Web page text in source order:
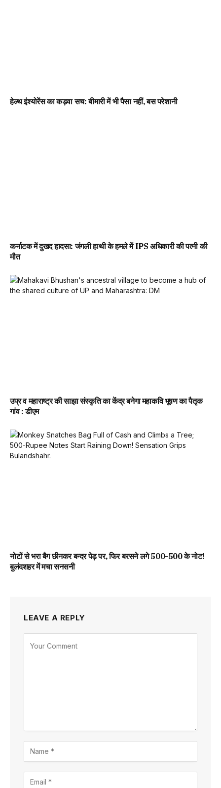
हेल्थ इंश्योरेंस का कड़वा सच: बीमारी में भी पैसा नहीं, बस परेशानी
कर्नाटक में दुखद हादसा: जंगली हाथी के हमले में IPS अधिकारी की पत्नी की
मौत
उप्र व महाराष्ट्र की साझा संस्कृति का केंद्र बनेगा महाकवि भूषण का पैतृक
गांव : डीएम
नोटों से भरा बैग छीनकर बन्दर पेड़ पर, फिर बरसने लगे 500-500 के नोट!
बुलंदशहर में मचा सनसनी
LEAVE A REPLY